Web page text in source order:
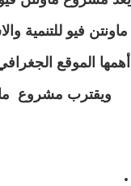
ماونتن فيو للتنمية
أهمها الموقع الجغرافي المتميز
ويقترب مشروع